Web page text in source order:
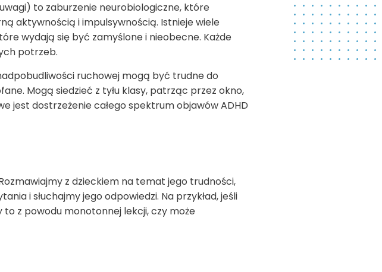
to zaburzenie neurobiologiczne, które
aktywnością i impulsywnością. Istnieje wiele
wydają się być zamyślone i nieobecne. Każde
potrzeb.
ruchowej mogą być trudne do
Mogą siedzieć z tyłu klasy, patrząc przez okno,
jest dostrzeżenie całego spektrum objawówADHD
z dzieckiem na temat jego trudności,
i słuchajmy jego odpowiedzi. Na przykład, jeśli
to z powodu monotonnej lekcji, czy może